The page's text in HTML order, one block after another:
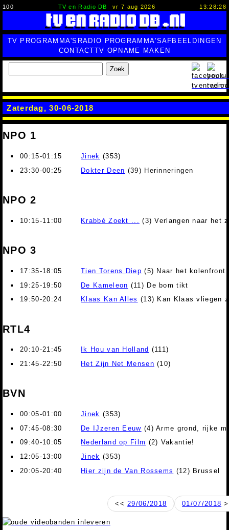
100 TV en Radio DB vr 7 aug 2026 13:28:29
TV PROGRAMMA'S RADIO PROGRAMMA'SAFBEELDINGEN
CONTACTTV OPNAME MAKEN
Zoek
Zaterdag, 30-06-2018
NPO 1
00:15-01:15 Jinek (353)
23:30-00:25
Dokter Deen (39) Herinneringen
NPO 2
10:15-11:00 Krabbé Zoekt ... (3) Verlangen naar het
NPO 3
17:35-18:05 Tien Torens Diep (5) Naar het kolenfront
19:25-19:50
De Kameleon (11) De bom tikt
19:50-20:24
Klaas Kan Alles (13) Kan Klaas vliegen
RTL4
20:10-21:45 Ik Hou van Holland (111)
21:45-22:50
Het Zijn Net Mensen (10)
BVN
00:05-01:00 Jinek (353)
07:45-08:30
De IJzeren Eeuw (4) Arme grond, rijke
09:40-10:05
Nederland op Film (2) Vakantie!
12:05-13:00
Jinek (353)
20:05-20:40
Hier zijn de Van Rossems (12) Brussel
<<29/06/2018 01/07/2018